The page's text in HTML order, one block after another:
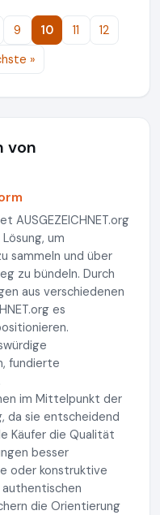
9 10 11
12
»
von
AUSGEZEICHNET.org
um
sammeln und über
zu bündeln. Durch
aus verschiedenen
es
fundierte
im Mittelpunkt der
da sie entscheidend
Käufer die Qualität
besser
oder konstruktive
die Orientierung